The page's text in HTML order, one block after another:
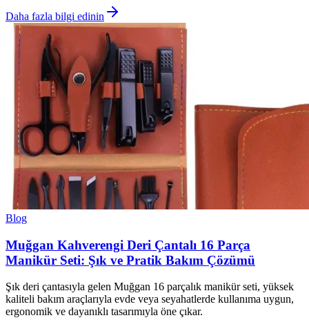
Daha fazla bilgi edinin
Blog
Muğgan Kahverengi Deri Çantalı 16 Parça
Manikür Seti: Şık ve Pratik Bakım Çözümü
Şık deri çantasıyla gelen Muğgan 16 parçalık manikür seti, yüksek
kaliteli bakım araçlarıyla evde veya seyahatlerde kullanıma uygun,
ergonomik ve dayanıklı tasarımıyla öne çıkar.